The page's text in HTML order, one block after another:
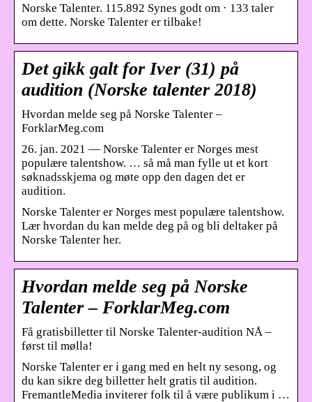
Norske Talenter. 115.892 Synes godt om · 133 taler
om dette. Norske Talenter er tilbake!
Det gikk galt for Iver (31) på
audition (Norske talenter 2018)
Hvordan melde seg på Norske Talenter –
ForklarMeg.com
26. jan. 2021 — Norske Talenter er Norges mest
populære talentshow. … så må man fylle ut et kort
søknadsskjema og møte opp den dagen det er
audition.
Norske Talenter er Norges mest populære talentshow.
Lær hvordan du kan melde deg på og bli deltaker på
Norske Talenter her.
Hvordan melde seg på Norske
Talenter – ForklarMeg.com
Få gratisbilletter til Norske Talenter-audition NÅ –
først til mølla!
Norske Talenter er i gang med en helt ny sesong, og
du kan sikre deg billetter helt gratis til audition.
FremantleMedia inviterer folk til å være publikum i …